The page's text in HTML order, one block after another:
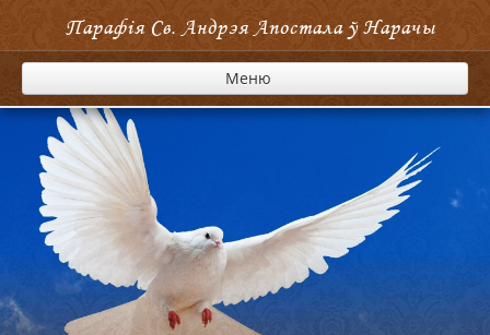
Парафія Cв. Андрэя Апостала ў Нарачы
Меню